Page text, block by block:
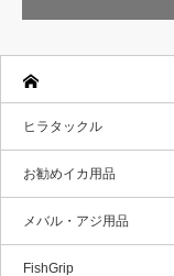
ヒラタックル
お勧めイカ用品
メバル・アジ用品
FishGrip